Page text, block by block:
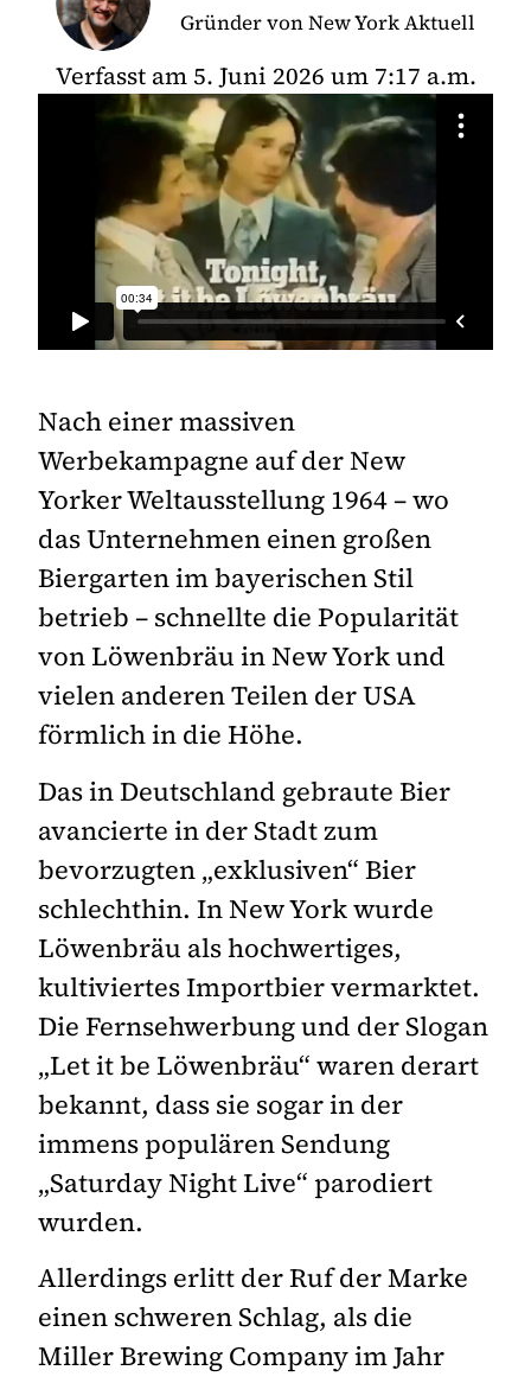
Gründer von New York Aktuell
Verfasst am 5. Juni 2026 um 7:17 a.m.
Nach einer massiven
Werbekampagne auf der New
Yorker Weltausstellung 1964 – wo
das Unternehmen einen großen
Biergarten im bayerischen Stil
betrieb – schnellte die Popularität
von Löwenbräu in New York und
vielen anderen Teilen der USA
förmlich in die Höhe.
Das in Deutschland gebraute Bier
avancierte in der Stadt zum
bevorzugten „exklusiven“ Bier
schlechthin. In New York wurde
Löwenbräu als hochwertiges,
kultiviertes Importbier vermarktet.
Die Fernsehwerbung und der Slogan
„Let it be Löwenbräu“ waren derart
bekannt, dass sie sogar in der
immens populären Sendung
„Saturday Night Live“ parodiert
wurden.
Allerdings erlitt der Ruf der Marke
einen schweren Schlag, als die
Miller Brewing Company im Jahr